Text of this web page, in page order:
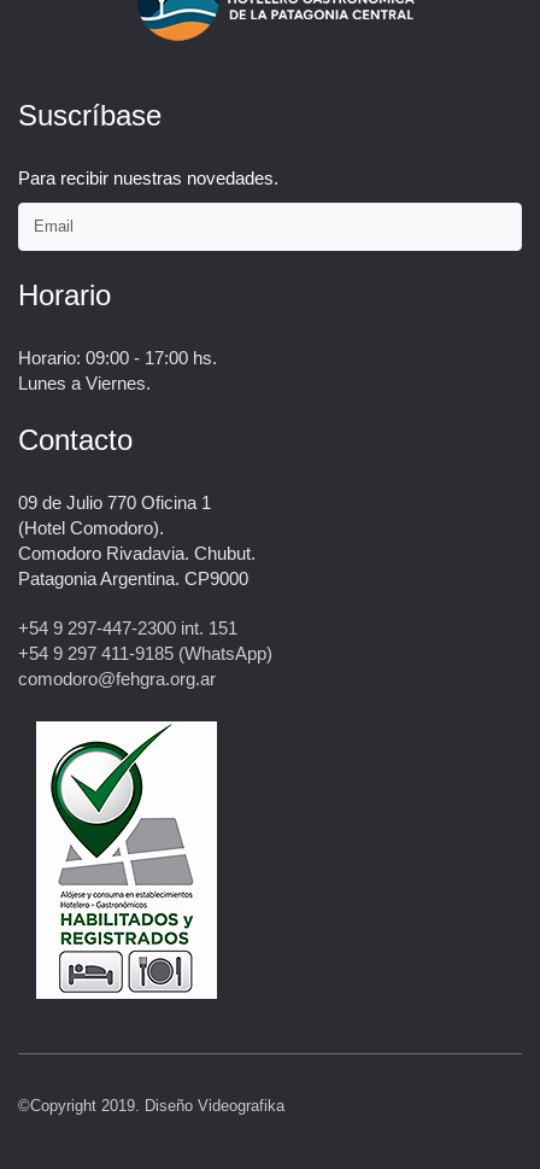
Suscríbase
Para recibir nuestras novedades.
Horario
Horario: 09:00 - 17:00 hs.
Lunes a Viernes.
Contacto
09 de Julio 770 Oficina 1
(Hotel Comodoro).
Comodoro Rivadavia. Chubut.
Patagonia Argentina. CP9000
+54 9 297-447-2300 int. 151
+54 9 297 411-9185 (WhatsApp)
comodoro@fehgra.org.ar
©Copyright 2019. Diseño Videografika